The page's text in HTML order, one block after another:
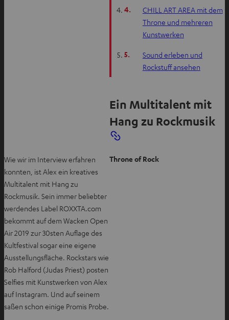
4.
CHILL ART AREA mit dem
Throne und mehreren
Kunstwerken
5.
Sound erleben und
Rockstuff ansehen
Ein Multitalent mit
Hang zu Rockmusik
Wie wir im Interview erfahren
konnten, ist Alex ein kreatives
Multitalent mit Hang zu
Rockmusik. Sein immer beliebter
werdendes Label ROXXTA.com
bekommt auf dem Wacken Open
Air 2019 zur 30sten Auflage des
Kultfestival sogar eine eigene
Ausstellungsfläche. Rockstars wie
Rob Halford (Judas Priest) posten
Selfies mit Kunstwerken von Alex
auf Instagram. Und auf seinem
Throne of Rock
saßen schon einige Promis Probe.